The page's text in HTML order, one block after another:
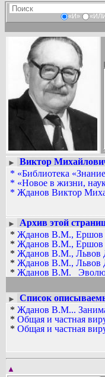
«И»
► Виктор
* «Библиотека
* «Новое в жизни,
* Жданов Виктор
►
Архив этой
* Жданов В.М., Ершов
* Жданов В.М., Ершов
* Жданов В.М., Львов
* Жданов В.М., Львов
* Жданов В.М._
*
*
*
*
*
►
Список
* Жданов В.М...
* Общая и частная
* Общая и частная
▲